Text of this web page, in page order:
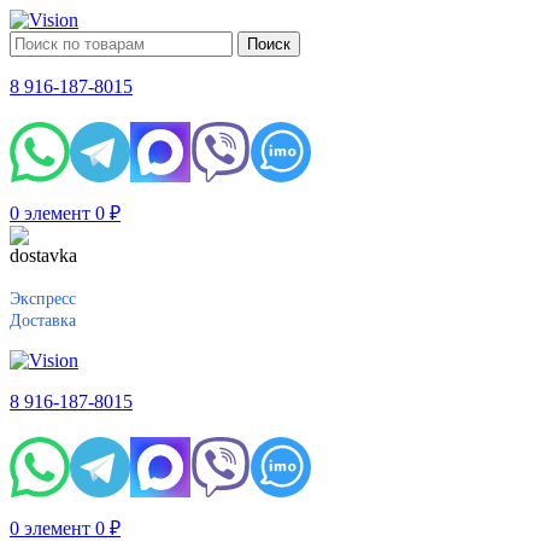
Поиск
8 916-187-8015
0 элемент 0 ₽
Экспресс
Доставка
8 916-187-8015
0 элемент 0 ₽